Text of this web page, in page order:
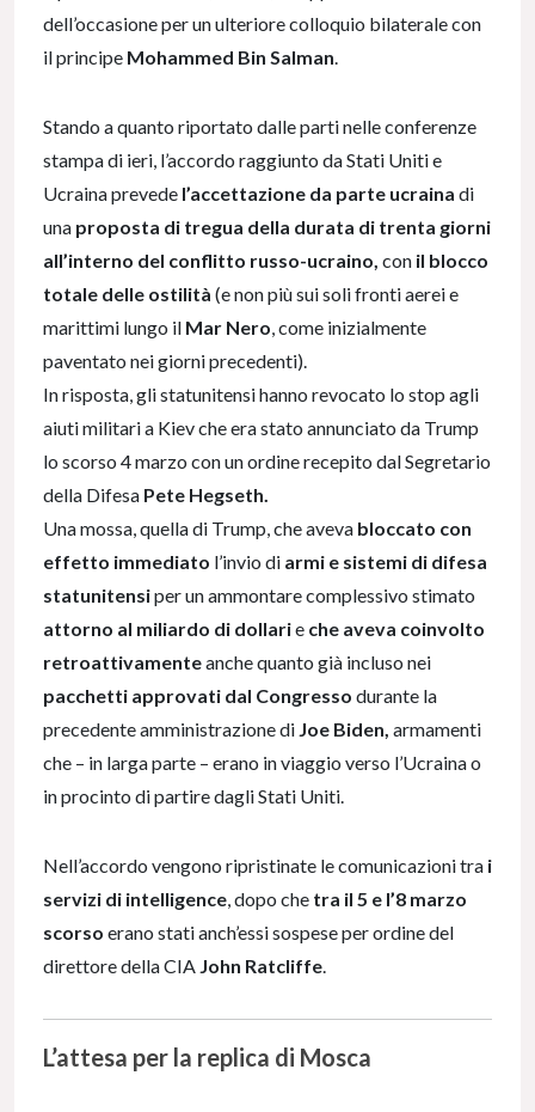
dell’occasione per un ulteriore colloquio bilaterale con
il principe Mohammed Bin Salman.
Stando a quanto riportato dalle parti nelle conferenze
stampa di ieri, l’accordo raggiunto da Stati Uniti e
Ucraina prevede l’accettazione da parte ucraina di
una proposta di tregua della durata di trenta giorni
all’interno del conflitto russo-ucraino, con il blocco
totale delle ostilità (e non più sui soli fronti aerei e
marittimi lungo il Mar Nero, come inizialmente
paventato nei giorni precedenti).
In risposta, gli statunitensi hanno revocato lo stop agli
aiuti militari a Kiev che era stato annunciato da Trump
lo scorso 4 marzo con un ordine recepito dal Segretario
della Difesa Pete Hegseth.
Una mossa, quella di Trump, che aveva bloccato con
effetto immediato l’invio di armi e sistemi di difesa
statunitensiper un ammontare complessivo stimato
attorno al miliardo di dollarie che aveva coinvolto
retroattivamenteanche quanto già incluso nei
pacchetti approvati dal Congresso durante la
precedente amministrazione di Joe Biden, armamenti
che – in larga parte – erano in viaggio verso l’Ucraina o
in procinto di partire dagli Stati Uniti.
Nell’accordo vengono ripristinate lecomunicazioni tra i
servizi di intelligence, dopo che tra il 5 e l’8 marzo
scorso erano stati anch’essi sospese per ordine del
direttore della CIA John Ratcliffe.
L’attesa per la replica di Mosca